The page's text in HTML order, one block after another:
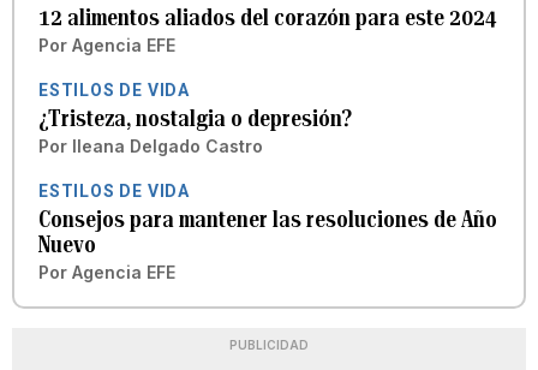
12 alimentos aliados del corazón para este 2024
Por Agencia EFE
ESTILOS DE VIDA
¿Tristeza, nostalgia o depresión?
Por Ileana Delgado Castro
ESTILOS DE VIDA
Consejos para mantener las resoluciones de Año
Nuevo
Por Agencia EFE
PUBLICIDAD